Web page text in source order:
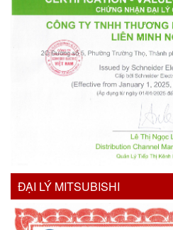
ĐẠI LÝ MITSUBISHI